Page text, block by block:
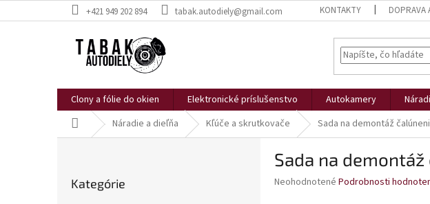
na
+421 949 202 894 tabak.autodiely@gmail.com KONTAKTY DOPRAVA
Clony a fólie do okien Elektronické príslušenstvo Autokamery
DomovNáradie a dieľňa Kľúče a skrutkovače Sada na demontáž
kategórie
Kategórie
Sada na
Priemerné
Neohodnotené Podrobnosti